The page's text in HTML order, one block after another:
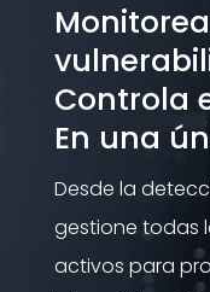
Controla
En una
Desde la
gestione todas
activos para